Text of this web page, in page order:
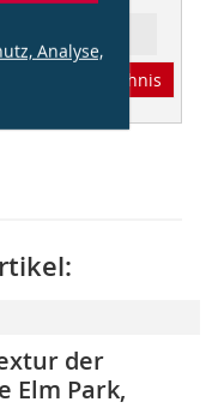
Inhaltsverzeichnis
Analyse,
der
Elm Park,